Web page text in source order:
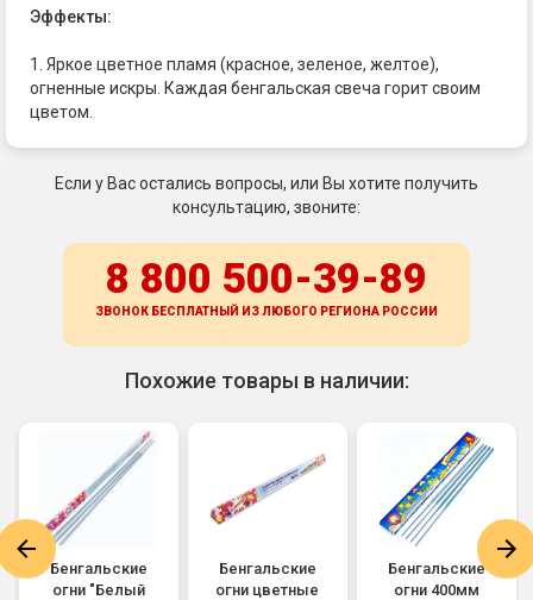
Эффекты:
1. Яркое цветное пламя (красное, зеленое, желтое),
огненные искры. Каждая бенгальская свеча горит своим
цветом.
Если у Вас остались вопросы, или Вы хотите получить
консультацию, звоните:
8 800 500-39-89
ЗВОНОК БЕСПЛАТНЫЙ ИЗ ЛЮБОГО РЕГИОНА РОССИИ
Похожие товары в наличии:
Бенгальские
огни "Белый
Бенгальские
огни цветные
Бенгальские
огни 400мм